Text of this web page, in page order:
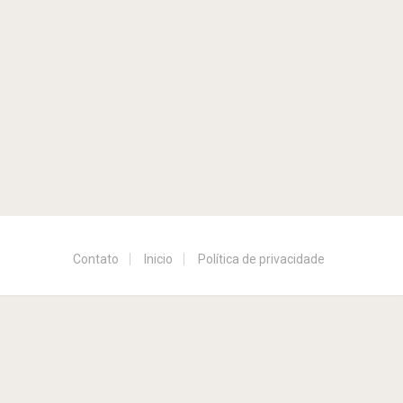
Contato Inicio Política de privacidade